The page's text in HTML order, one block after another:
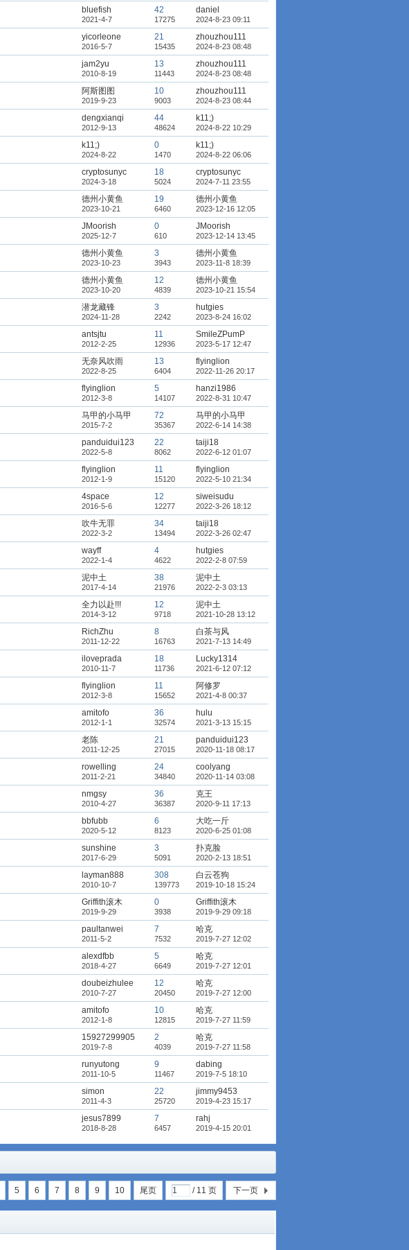
bluefish
2021-4-7
42
17275
daniel
2024-8-23 09:11
yicorleone
2016-5-7
21
15435
zhouzhou111
2024-8-23 08:48
jam2yu
2010-8-19
13
11443
zhouzhou111
2024-8-23 08:48
阿斯图图
2019-9-23
10
9003
zhouzhou111
2024-8-23 08:44
dengxianqi
2012-9-13
44
48624
k11;)
2024-8-22 10:29
k11;)
2024-8-22
0
1470
k11;)
2024-8-22 06:06
cryptosunyc
2024-3-18
18
5024
cryptosunyc
2024-7-11 23:55
德州小黄鱼
2023-10-21
19
6460
德州小黄鱼
2023-12-16 12:05
JMoorish
2025-12-7
0
610
JMoorish
2023-12-14 13:45
德州小黄鱼
2023-10-23
3
3943
德州小黄鱼
2023-11-8 18:39
德州小黄鱼
2023-10-20
12
4839
德州小黄鱼
2023-10-21 15:54
潜龙藏锋
2024-11-28
3
2242
hutgies
2023-8-24 16:02
antsjtu
2012-2-25
11
12936
SmileZPumP
2023-5-17 12:47
无奈风吹雨
2022-8-25
13
6404
flyinglion
2022-11-26 20:17
flyinglion
2012-3-8
5
14107
hanzi1986
2022-8-31 10:47
马甲的小马甲
2015-7-2
72
35367
马甲的小马甲
2022-6-14 14:38
panduidui123
2022-5-8
22
8062
taiji18
2022-6-12 01:07
flyinglion
2012-1-9
11
15120
flyinglion
2022-5-10 21:34
4space
2016-5-6
12
12277
siweisudu
2022-3-26 18:12
吹牛无罪
2022-3-2
34
13494
taiji18
2022-3-26 02:47
wayff
2022-1-4
4
4622
hutgies
2022-2-8 07:59
泥中土
2017-4-14
38
21976
泥中土
2022-2-3 03:13
全力以赴!!!
2014-3-12
12
9718
泥中土
2021-10-28 13:12
RichZhu
2011-12-22
8
16763
白茶与风
2021-7-13 14:49
iloveprada
2010-11-7
18
11736
Lucky1314
2021-6-12 07:12
flyinglion
2012-3-8
11
15652
阿修罗
2021-4-8 00:37
amitofo
2012-1-1
36
32574
hulu
2021-3-13 15:15
老陈
2011-12-25
21
27015
panduidui123
2020-11-18 08:17
rowelling
2011-2-21
24
34840
coolyang
2020-11-14 03:08
nmgsy
2010-4-27
36
36387
克王
2020-9-11 17:13
bbfubb
2020-5-12
6
8123
大吃一斤
2020-6-25 01:08
sunshine
2017-6-29
3
5091
扑克脸
2020-2-13 18:51
layman888
2010-10-7
308
139773
白云苍狗
2019-10-18 15:24
Griffith滚木
2019-9-29
0
3938
Griffith滚木
2019-9-29 09:18
paultanwei
2011-5-2
7
7532
哈克
2019-7-27 12:02
alexdfbb
2018-4-27
5
6649
哈克
2019-7-27 12:01
doubeizhulee
2010-7-27
12
20450
哈克
2019-7-27 12:00
amitofo
2012-1-8
10
12815
哈克
2019-7-27 11:59
15927299905
2019-7-8
2
4039
哈克
2019-7-27 11:58
runyutong
2011-10-5
9
11467
dabing
2019-7-5 18:10
simon
2011-4-3
22
25720
jimmy9453
2019-4-23 15:17
jesus7899
2018-8-28
7
6457
rahj
2019-4-15 20:01
5 6 7 8 9 10 尾页 / 11 页 下一页